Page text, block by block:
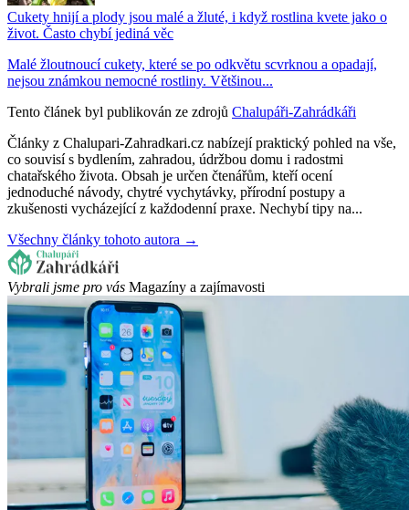
Cukety hnijí a plody jsou malé a žluté, i když rostlina kvete jako o
život. Často chybí jediná věc
Malé žloutnoucí cukety, které se po odkvětu scvrknou a opadají,
nejsou známkou nemocné rostliny. Většinou...
Tento článek byl publikován ze zdrojů Chalupáři-Zahrádkáři
Články z Chalupari-Zahradkari.cz nabízejí praktický pohled na vše,
co souvisí s bydlením, zahradou, údržbou domu i radostmi
chatařského života. Obsah je určen čtenářům, kteří ocení
jednoduché návody, chytré vychytávky, přírodní postupy a
zkušenosti vycházející z každodenní praxe. Nechybí tipy na...
Všechny články tohoto autora →
Vybrali jsme pro vás Magazíny a zajímavosti